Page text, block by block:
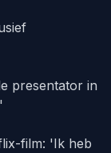
presentator in
film: 'Ik heb